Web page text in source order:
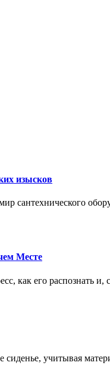
изысков
сантехнического
Месте
как его распознать
сиденье, учитывая